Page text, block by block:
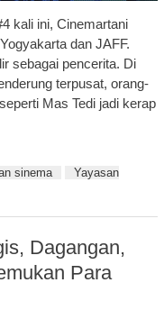
kali ini, Cinemartani
dan JAFF.
sebagai pencerita. Di
terpusat, orang-
Mas Tedi jadi kerap
sinema
Yayasan
Dagangan,
Para